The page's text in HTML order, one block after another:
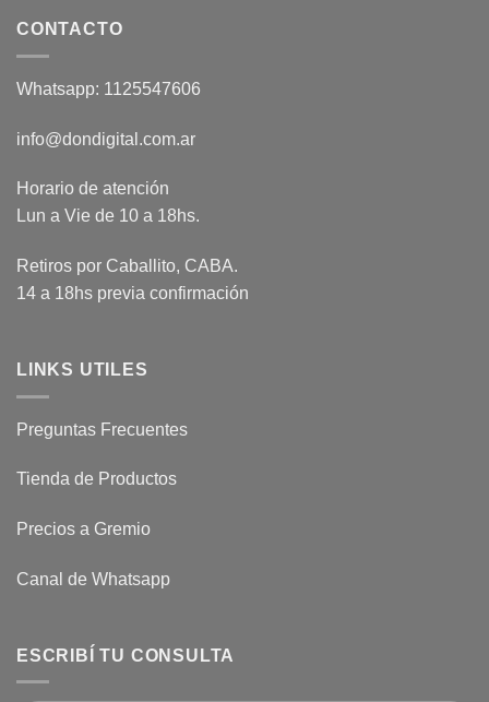
CONTACTO
Whatsapp: 1125547606
info@dondigital.com.ar
Horario de atención
Lun a Vie de 10 a 18hs.
Retiros por Caballito, CABA.
14 a 18hs previa confirmación
LINKS UTILES
Preguntas Frecuentes
Tienda de Productos
Precios a Gremio
Canal de Whatsapp
ESCRIBÍ TU CONSULTA